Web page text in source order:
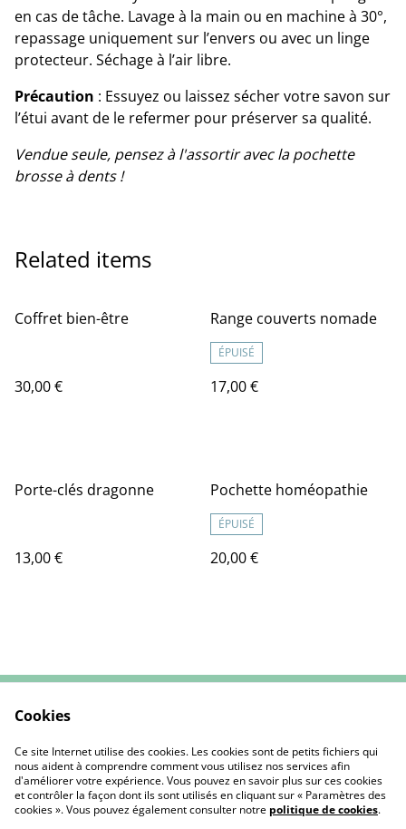
en cas de tâche. Lavage à la main ou en machine à 30°,
repassage uniquement sur l’envers ou avec un linge
protecteur. Séchage à l’air libre.
Précaution : Essuyez ou laissez sécher votre savon sur
l’étui avant de le refermer pour préserver sa qualité.
Vendue seule, pensez à l'assortir avec la pochette
brosse à dents !
Related items
Coffret bien-être
30,00 €
Range couverts nomade
ÉPUISÉ
17,00 €
Porte-clés dragonne
13,00 €
Pochette homéopathie
ÉPUISÉ
20,00 €
Mentions Légales
Politique de cookies
Cookies
Ce site Internet utilise des cookies. Les cookies sont de petits fichiers qui
nous aident à comprendre comment vous utilisez nos services afin
d'améliorer votre expérience. Vous pouvez en savoir plus sur ces cookies
et contrôler la façon dont ils sont utilisés en cliquant sur « Paramètres des
cookies ». Vous pouvez également consulter notre politique de cookies.